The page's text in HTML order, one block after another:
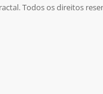
Todos os direitos